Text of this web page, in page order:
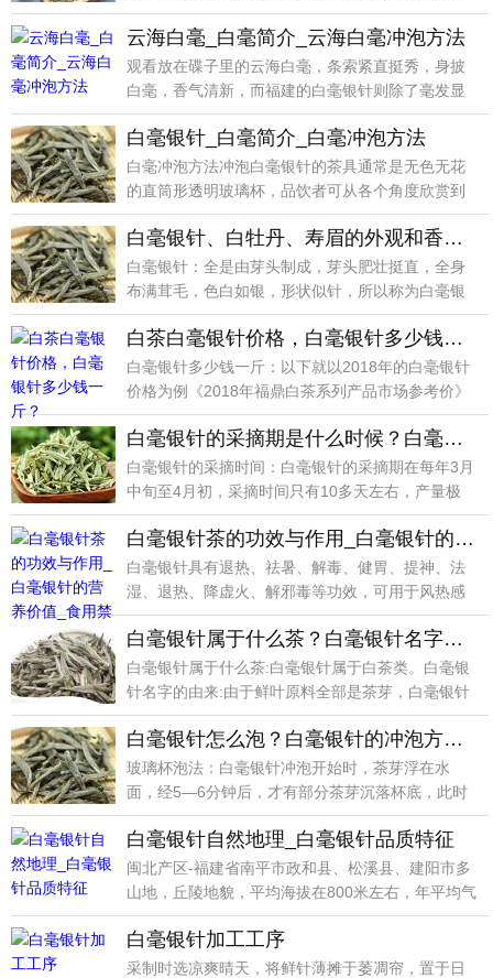
叶确实让人赏
云海白毫_白毫简介_云海白毫冲泡方法
观看放在碟子里的云海白毫，条索紧直挺秀，身披
白毫，香气清新，而福建的白毫银针则除了毫发显
露外，还略带
白毫银针_白毫简介_白毫冲泡方法
白毫冲泡方法冲泡白毫银针的茶具通常是无色无花
的直筒形透明玻璃杯，品饮者可从各个角度欣赏到
坏中茶的形色
白毫银针、白牡丹、寿眉的外观和香型的区别_是什么关系？
白毫银针：全是由芽头制成，芽头肥壮挺直，全身
布满茸毛，色白如银，形状似针，所以称为白毫银
针，香型以毫
白茶白毫银针价格，白毫银针多少钱一斤？
白毫银针多少钱一斤：以下就以2018年的白毫银针
价格为例《2018年福鼎白茶系列产品市场参考价》
1年
白毫银针的采摘期是什么时候？白毫银针的采摘时间
白毫银针的采摘时间：白毫银针的采摘期在每年3月
中旬至4月初，采摘时间只有10多天左右，产量极
少，1亩
白毫银针茶的功效与作用_白毫银针的营养价值_食用禁忌_选购方法
白毫银针具有退热、祛暑、解毒、健胃、提神、法
湿、退热、降虚火、解邪毒等功效，可用于风热感
冒、麻疹患者
白毫银针属于什么茶？白毫银针名字的由来
白毫银针属于什么茶:白毫银针属于白茶类。白毫银
针名字的由来:由于鲜叶原料全部是茶芽，白毫银针
制成成品
白毫银针怎么泡？白毫银针的冲泡方法_玻璃杯泡法_盖碗泡法
玻璃杯泡法：白毫银针冲泡开始时，茶芽浮在水
面，经5—6分钟后，才有部分茶芽沉落杯底，此时
茶芽条条挺立
白毫银针自然地理_白毫银针品质特征
闽北产区-福建省南平市政和县、松溪县、建阳市多
山地，丘陵地貌，平均海拔在800米左右，年平均气
温16
白毫银针加工工序
采制时选凉爽晴天，将鲜针薄摊于萎凋帘，置于日